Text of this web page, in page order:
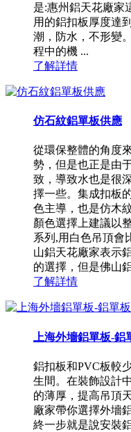
是:惠州鋁天花廠家
用的鋁扣板厚度達
潮，防水，不形變
程中的機 ...
了解詳情
仿石紋鋁單板供應
從環保整體的角度
勢，但是也正是由
致，導致水也是很
擇一些。集成扣板
色主導，也是仿木
顏色選擇上建議以
系列,用白色吊頂會
山鋁天花廠家表示
的選擇，但是佛山
了解詳情
上海外墻鋁單板-
鋁扣板和PVC板較
生間。在裝飾設計
的薄厚，提高吊頂
廠家帶你選擇外墻
終一步就是說安裝